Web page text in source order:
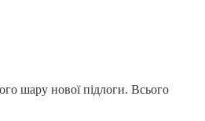
шару нової підлоги. Всього